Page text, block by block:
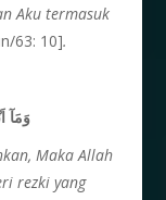
Aku termasuk
63: 10].
وَمَآ
Maka Allah
rezki yang